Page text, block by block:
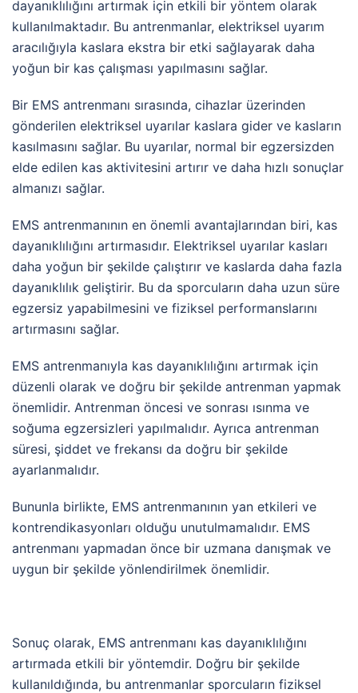
dayanıklılığını artırmak için etkili bir yöntem olarak
kullanılmaktadır. Bu antrenmanlar, elektriksel uyarım
aracılığıyla kaslara ekstra bir etki sağlayarak daha
yoğun bir kas çalışması yapılmasını sağlar.
Bir EMS antrenmanı sırasında, cihazlar üzerinden
gönderilen elektriksel uyarılar kaslara gider ve kasların
kasılmasını sağlar. Bu uyarılar, normal bir egzersizden
elde edilen kas aktivitesini artırır ve daha hızlı sonuçlar
almanızı sağlar.
EMS antrenmanının en önemli avantajlarından biri, kas
dayanıklılığını artırmasıdır. Elektriksel uyarılar kasları
daha yoğun bir şekilde çalıştırır ve kaslarda daha fazla
dayanıklılık geliştirir. Bu da sporcuların daha uzun süre
egzersiz yapabilmesini ve fiziksel performanslarını
artırmasını sağlar.
EMS antrenmanıyla kas dayanıklılığını artırmak için
düzenli olarak ve doğru bir şekilde antrenman yapmak
önemlidir. Antrenman öncesi ve sonrası ısınma ve
soğuma egzersizleri yapılmalıdır. Ayrıca antrenman
süresi, şiddet ve frekansı da doğru bir şekilde
ayarlanmalıdır.
Bununla birlikte, EMS antrenmanının yan etkileri ve
kontrendikasyonları olduğu unutulmamalıdır. EMS
antrenmanı yapmadan önce bir uzmana danışmak ve
uygun bir şekilde yönlendirilmek önemlidir.
Sonuç olarak, EMS antrenmanı kas dayanıklılığını
artırmada etkili bir yöntemdir. Doğru bir şekilde
kullanıldığında, bu antrenmanlar sporcuların fiziksel